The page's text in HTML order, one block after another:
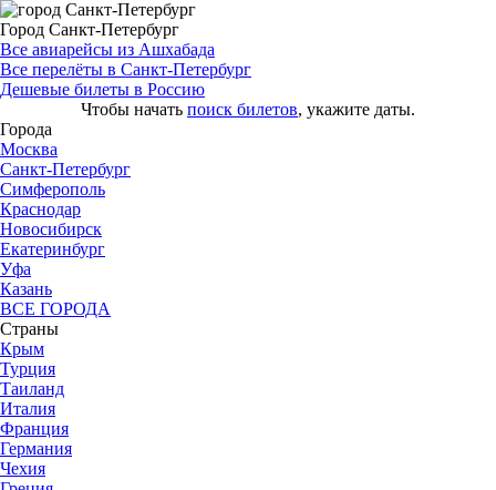
Город Санкт-Петербург
Все авиарейсы из Ашхабада
Все перелёты в Санкт-Петербург
Дешевые билеты в Россию
Чтобы начать поиск билетов, укажите даты.
Города
Москва
Санкт-Петербург
Симферополь
Краснодар
Новосибирск
Екатеринбург
Уфа
Казань
ВСЕ ГОРОДА
Страны
Крым
Турция
Таиланд
Италия
Франция
Германия
Чехия